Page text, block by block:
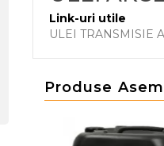
Link-uri utile
ULEI TRANSMISIE
Produse